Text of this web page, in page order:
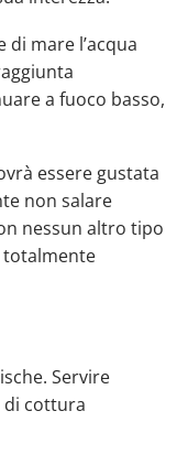
mare l’acqua
a fuoco basso,
essere gustata
non salare
nessun altro tipo
totalmente
Servire
di cottura